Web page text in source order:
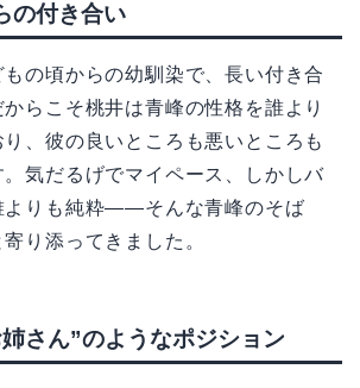
の付き合い
の頃からの幼馴染で、長い付き合
らこそ桃井は青峰の性格を誰より
、彼の良いところも悪いところも
気だるげでマイペース、しかしバ
よりも純粋――そんな青峰のそば
り添ってきました。
さん”のようなポジション